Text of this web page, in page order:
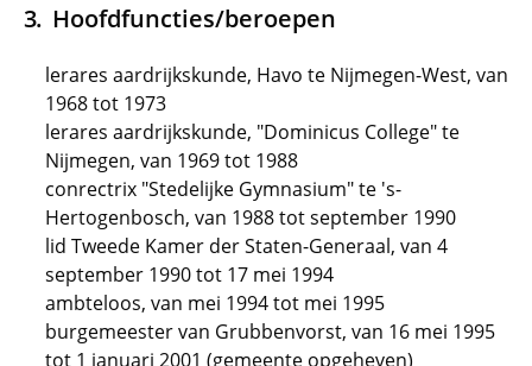
Hoofdfuncties/beroepen
lerares aardrijkskunde, Havo te Nijmegen-West, van
1968 tot 1973
lerares aardrijkskunde, "Dominicus College" te
Nijmegen, van 1969 tot 1988
conrectrix "Stedelijke Gymnasium" te 's-
Hertogenbosch, van 1988 tot september 1990
lid Tweede Kamer der Staten-Generaal, van 4
september 1990 tot 17 mei 1994
ambteloos, van mei 1994 tot mei 1995
burgemeester van Grubbenvorst, van 16 mei 1995
tot 1 januari 2001 (gemeente opgeheven)